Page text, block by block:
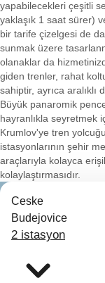
yapabilecekleri çeşitli
yaklaşık 1 saat sürer)
bir tarife çizelgesi de
sunmak üzere
olanaklar da
giden trenler, rahat
sahiptir, ayrıca aralıklı
Büyük panaromik
hayranlıkla seyretmek
Krumlov'ye tren
istasyonlarının şehir
araçlarıyla kolayca
kolaylaştırmasıdır.
Ceske
Budejovice
2 istasyon